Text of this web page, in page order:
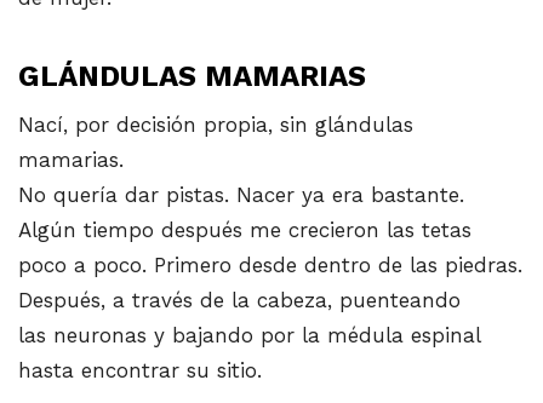
GLÁNDULAS MAMARIAS
Nací, por decisión propia, sin glándulas
mamarias.
No quería dar pistas. Nacer ya era bastante.
Algún tiempo después me crecieron las tetas
poco a poco. Primero desde dentro de las piedras.
Después, a través de la cabeza, puenteando
las neuronas y bajando por la médula espinal
hasta encontrar su sitio.